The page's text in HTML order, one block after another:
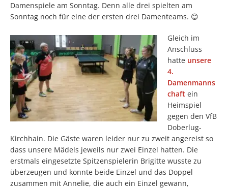
Damenspiele am Sonntag. Denn alle drei spielten am
Sonntag noch für eine der ersten drei Damenteams. 😊
Gleich im
Anschluss
hatte unsere
4.
Damenmanns
chaft ein
Heimspiel
gegen den VfB
Doberlug-
Kirchhain. Die Gäste waren leider nur zu zweit angereist so
dass unsere Mädels jeweils nur zwei Einzel hatten. Die
erstmals eingesetzte Spitzenspielerin Brigitte wusste zu
überzeugen und konnte beide Einzel und das Doppel
zusammen mit Annelie, die auch ein Einzel gewann,